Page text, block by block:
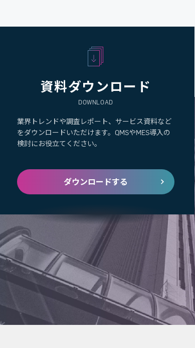
資料ダウンロード
DOWNLOAD
業界トレンドや調査レポート、サービス資料など
をダウンロードいただけます。QMSやMES導入の
検討にお役立てください。
ダウンロードする